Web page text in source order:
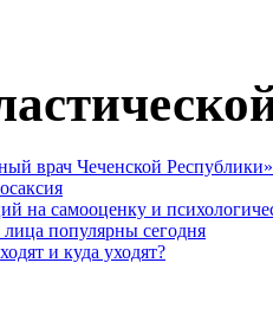
врач Чеченской Республики»
на самооценку и
популярны сегодня
и куда уходят?